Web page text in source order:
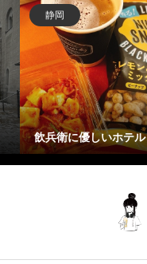
静岡
飲兵衛に優しいホテル